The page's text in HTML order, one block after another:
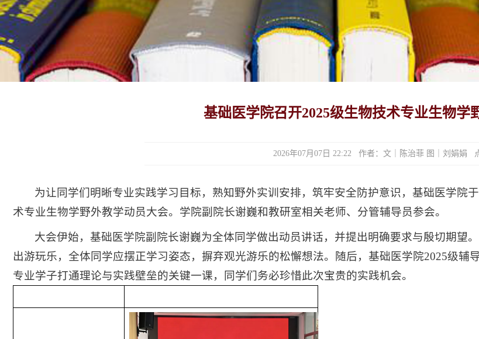
基础医学院召开2025级生物技术专业生物学
2026年07月07日 22:22 作者：文｜陈治菲 图｜刘娟娟
为让同学们明晰专业实践学习目标，熟知野外实训安排，筑牢安全防护意识，基础医学院
术专业生物学野外教学动员大会。学院副院长谢巍和教研室相关老师、分管辅导员参会。
大会伊始，基础医学院副院长谢巍为全体同学做出动员讲话，并提出明确要求与殷切期望
出游玩乐，全体同学应摆正学习姿态，摒弃观光游乐的松懈想法。随后，基础医学院2025级
专业学子打通理论与实践壁垒的关键一课，同学们务必珍惜此次宝贵的实践机会。